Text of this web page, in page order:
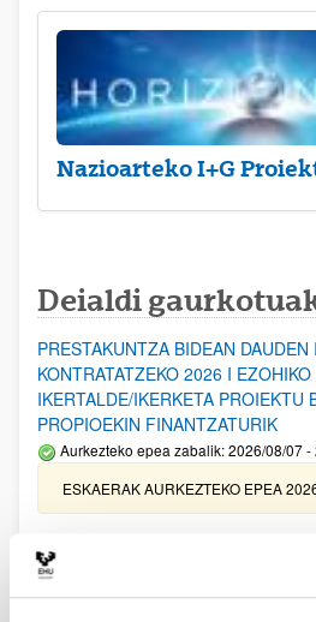
Nazioarteko I+G
Deialdi
PRESTAKUNTZA BIDEAN
KONTRATATZEKO 2026 I
IKERTALDE/IKERKETA PROIEKTU
PROPIOEKIN FINANTZATURIK
Aurkezteko epea zabalik: 2026/08/07
ESKAERAK AURKEZTEKO EPEA
erosi eta berritzeko laguntzak 2026
Izapide irekia